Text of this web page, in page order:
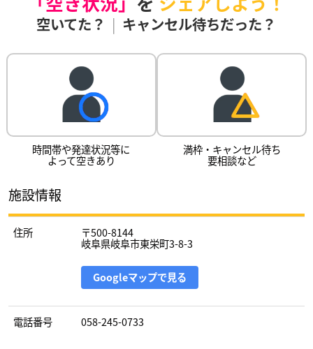
空いてた？ | キャンセル待ちだった？
時間帯や発達状況等に
よって空きあり
満枠・キャンセル待ち
要相談など
施設情報
住所 〒500-8144
岐阜県岐阜市東栄町3-8-3
Googleマップで見る
電話番号 058-245-0733